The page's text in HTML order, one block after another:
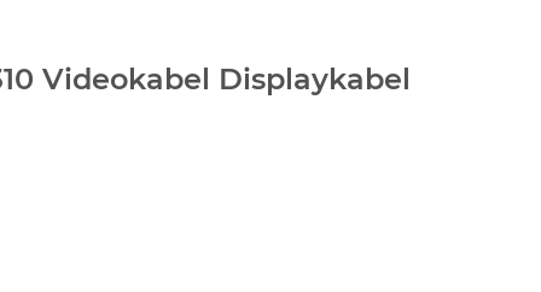
Videokabel Displaykabel